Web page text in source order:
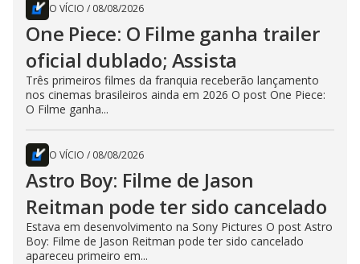
O VÍCIO / 08/08/2026
One Piece: O Filme ganha trailer
oficial dublado; Assista
Três primeiros filmes da franquia receberão lançamento
nos cinemas brasileiros ainda em 2026 O post One Piece:
O Filme ganha...
O VÍCIO / 08/08/2026
Astro Boy: Filme de Jason
Reitman pode ter sido cancelado
Estava em desenvolvimento na Sony Pictures O post Astro
Boy: Filme de Jason Reitman pode ter sido cancelado
apareceu primeiro em...